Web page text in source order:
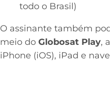
todo o Brasil)
O assinante também
meio do Globosat Play,
iPhone (iOS), iPad e